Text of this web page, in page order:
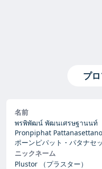
プ
名前
พรพิพัฒน์ พัฒนเศรษฐานนท์
Pronpiphat
ポーンピパット・パタナセ
ニックネーム
Plustor
（プラスター）